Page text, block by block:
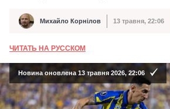
Автор Михайло Корнілов
Дата публікації 13 травня, 22:06
ЧИТАТЬ НА РУССКОМ
Новина оновлена 13 травня 2026, 22:06